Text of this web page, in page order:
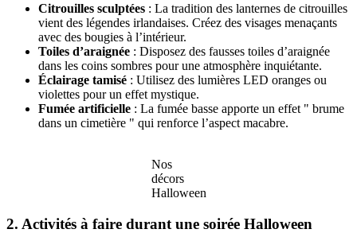
Citrouilles sculptées : La tradition des lanternes de citrouilles
vient des légendes irlandaises. Créez des visages menaçants
avec des bougies à l’intérieur.
Toiles d’araignée : Disposez des fausses toiles d’araignée
dans les coins sombres pour une atmosphère inquiétante.
Éclairage tamisé : Utilisez des lumières LED oranges ou
violettes pour un effet mystique.
Fumée artificielle : La fumée basse apporte un effet " brume
dans un cimetière " qui renforce l’aspect macabre.
Nos
décors
Halloween
2. Activités à faire durant une soirée Halloween